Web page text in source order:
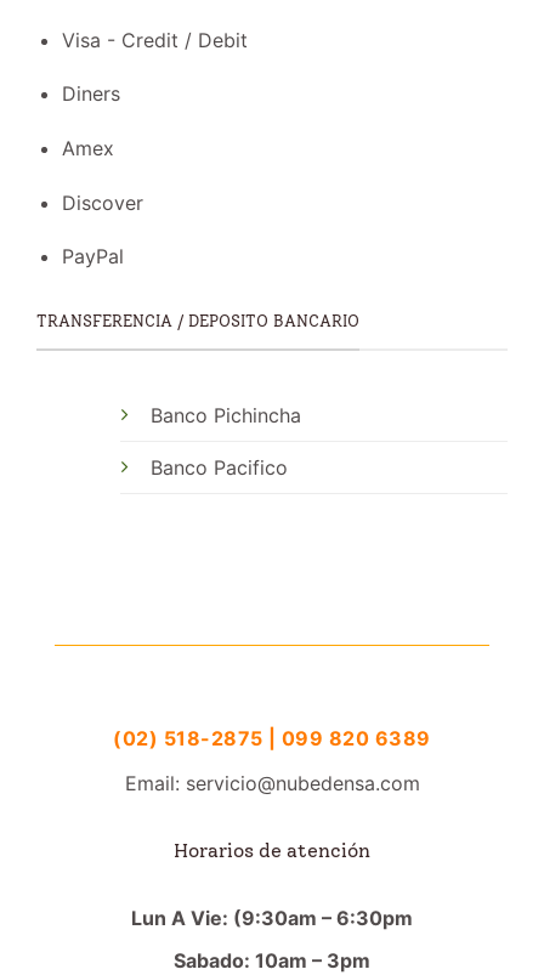
Visa - Credit / Debit
Diners
Amex
Discover
PayPal
TRANSFERENCIA / DEPOSITO BANCARIO
Banco Pichincha
Banco Pacifico
(02) 518-2875 | 099 820 6389
Email: servicio@nubedensa.com
Horarios de atención
Lun A Vie: (9:30am – 6:30pm
Sabado: 10am – 3pm